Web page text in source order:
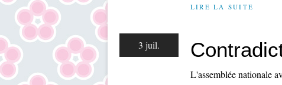
LIRE LA SUITE
3 juil.
L'assemblée nationale